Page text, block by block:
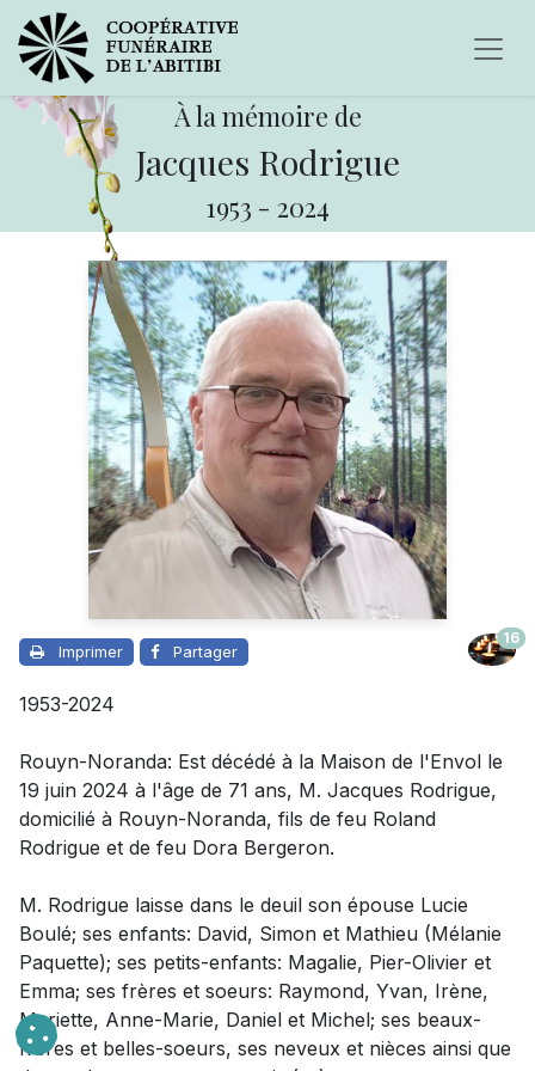
À la mémoire de
Jacques Rodrigue
1953 - 2024
Imprimer Partager
16
1953-2024
Rouyn-Noranda: Est décédé à la Maison de l'Envol le
19 juin 2024 à l'âge de 71 ans, M. Jacques Rodrigue,
domicilié à Rouyn-Noranda, fils de feu Roland
Rodrigue et de feu Dora Bergeron.
M. Rodrigue laisse dans le deuil son épouse Lucie
Boulé; ses enfants: David, Simon et Mathieu (Mélanie
Paquette); ses petits-enfants: Magalie, Pier-Olivier et
Emma; ses frères et soeurs: Raymond, Yvan, Irène,
Mariette, Anne-Marie, Daniel et Michel; ses beaux-
frères et belles-soeurs, ses neveux et nièces ainsi que